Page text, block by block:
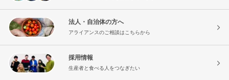
法人・自治体の方へ
アライアンスのご相談はこちらから
採用情報
生産者と食べる人をつなぎたい